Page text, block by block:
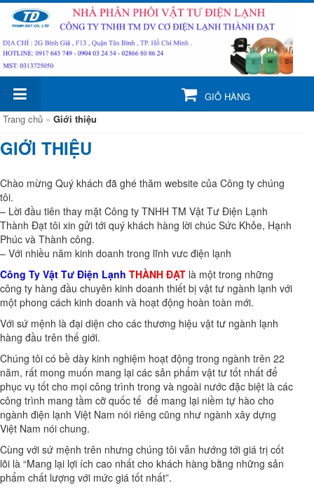
GIỎ HÀNG
Trang chủ » Giới thiệu
GIỚI THIỆU
Chào mừng Quý khách đã ghé thăm website của Công ty chúng
tôi.
– Lời đầu tiên thay mặt Công ty TNHH TM Vật Tư Điện Lạnh
Thành Đạt tôi xin gửi tới quý khách hàng lời chúc Sức Khỏe, Hạnh
Phúc và Thành công.
– Với nhiều năm kinh doanh trong lĩnh vưc điện lạnh
Công Ty Vật Tư Điện Lạnh THÀNH ĐẠT là một trong những
công ty hàng đầu chuyên kinh doanh thiết bị vật tư ngành lạnh với
một phong cách kinh doanh và hoạt động hoàn toàn mới.
Với sứ mệnh là đại diện cho các thương hiệu vật tư ngành lạnh
hàng đầu trên thế giới.
Chúng tôi có bề dày kinh nghiệm hoạt động trong ngành trên 22
năm, rất mong muốn mang lại các sản phẩm vật tư tốt nhất để
phục vụ tốt cho mọi công trình trong và ngoài nước đặc biệt là các
công trình mang tầm cỡ quốc tế để mang lại niềm tự hào cho
ngành điện lạnh Việt Nam nói riêng cũng như ngành xây dựng
Việt Nam nói chung.
Cùng với sứ mệnh trên nhưng chúng tôi vẫn hướng tới giá trị cốt
lõi là “Mang lại lợi ích cao nhất cho khách hàng bằng những sản
phẩm chất lượng với mức giá tốt nhất”.